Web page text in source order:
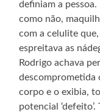
definiam a
como não,
com a celulite
espreitava as
Rodrigo achava
descomprometida
corpo e o exibia,
potencial